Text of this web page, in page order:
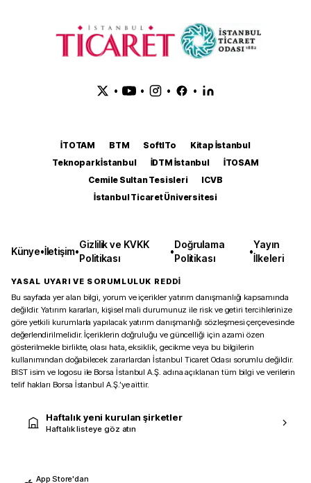
• • • •
İTOTAM BTM SoftITo
Kitap İstanbul
Teknopark İstanbul
İDTM İstanbul
İTOSAM
Cemile Sultan Tesisleri
ICVB
İstanbul Ticaret Üniversitesi
Künye•İletişim•
Gizlilik ve KVKK
Politikası
•
Doğrulama
Politikası
•
Yayın
İlkeleri
YASAL UYARI VE SORUMLULUK REDDİ
Bu sayfada yer alan bilgi, yorum ve içerikler yatırım danışmanlığı kapsamında
değildir. Yatırım kararları, kişisel mali durumunuz ile risk ve getiri tercihlerinize
göre yetkili kurumlarla yapılacak yatırım danışmanlığı sözleşmesi çerçevesinde
değerlendirilmelidir. İçeriklerin doğruluğu ve güncelliği için azami özen
gösterilmekle birlikte, olası hata, eksiklik, gecikme veya bu bilgilerin
kullanımından doğabilecek zararlardan İstanbul Ticaret Odası sorumlu değildir.
BIST isim ve logosu ile Borsa İstanbul A.Ş. adına açıklanan tüm bilgi ve verilerin
telif hakları Borsa İstanbul A.Ş.’ye aittir.
Haftalık yeni kurulan şirketler
Haftalık listeye göz atın
App Store'dan